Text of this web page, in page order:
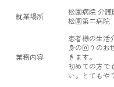
就業場所
松園病院 介護
松園第二病院
業務内容
患者様の生活
身の回りのお
きます。
初めての方で
い。とてもや